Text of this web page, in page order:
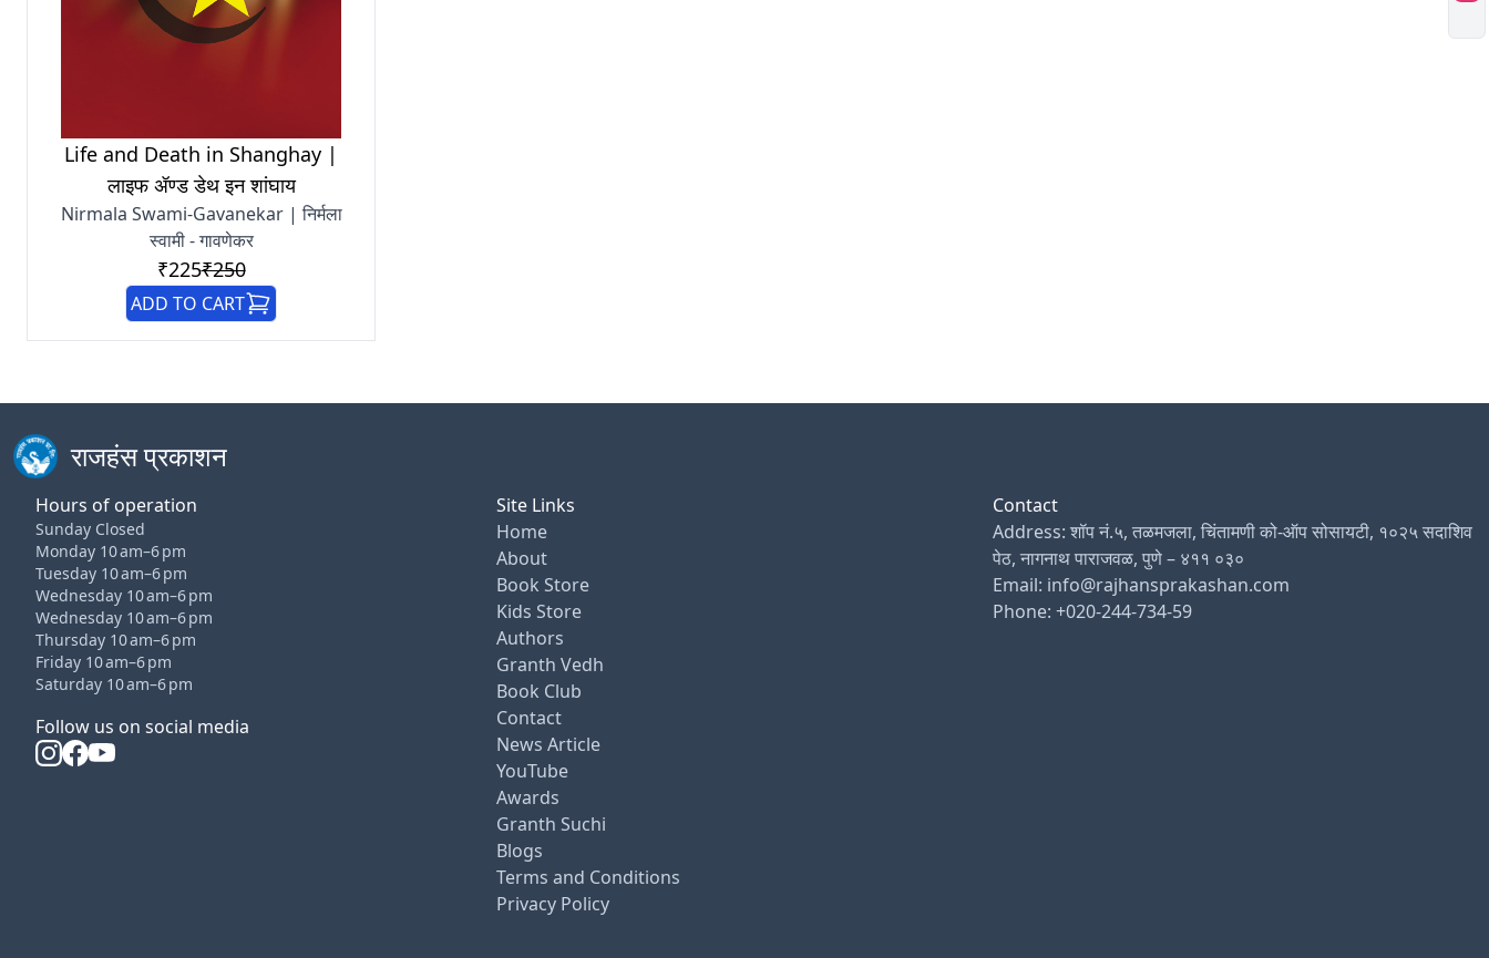
Life and Death in Shanghay |
लाइफ ॲण्ड डेथ इन शांघाय
Nirmala Swami-Gavanekar | निर्मला
स्वामी - गावणेकर
₹225₹250
ADD TO CART
राजहंस प्रकाशन
Hours of operation
Sunday Closed
Monday 10 am–6 pm
Tuesday 10 am–6 pm
Wednesday 10 am–6 pm
Wednesday 10 am–6 pm
Thursday 10 am–6 pm
Friday 10 am–6 pm
Saturday 10 am–6 pm
Follow us on social media
Site Links
Home
About
Book Store
Kids Store
Authors
Granth Vedh
Book Club
Contact
News Article
YouTube
Awards
Granth Suchi
Blogs
Terms and Conditions
Privacy Policy
Contact
Address: शॉप नं.५, तळमजला, चिंतामणी को-ऑप सोसायटी, १०२५ सदाशिव
पेठ, नागनाथ पाराजवळ, पुणे – ४११ ०३०
Email: info@rajhansprakashan.com
Phone: +020-244-734-59